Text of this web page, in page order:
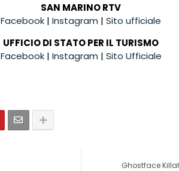
SAN MARINO RTV
Facebook | Instagram | Sito ufficiale
UFFICIO DI STATO PER IL TURISMO
Facebook| Instagram | Sito Ufficiale
Ghostface